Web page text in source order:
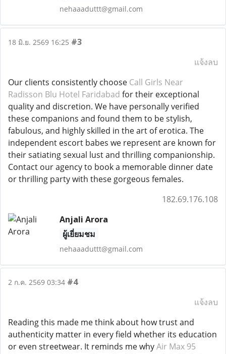
nehaaaduttt@gmail.com
18 มิ.ย. 2569 16:25 #3
แจ้งลบ
Our clients consistently choose Call Girls Near
Radisson Blu Hotel Faridabad for their exceptional
quality and discretion. We have personally verified
these companions and found them to be stylish,
fabulous, and highly skilled in the art of erotica. The
independent escort babes we represent are known for
their satiating sexual lust and thrilling companionship.
Contact our agency to book a memorable dinner date
or thrilling party with these gorgeous females.
182.69.176.108
Anjali Arora
ผู้เยี่ยมชม
nehaaaduttt@gmail.com
2 ก.ค. 2569 03:34 #4
แจ้งลบ
Reading this made me think about how trust and
authenticity matter in every field whether its education
or even streetwear. It reminds me whyAir Max 95